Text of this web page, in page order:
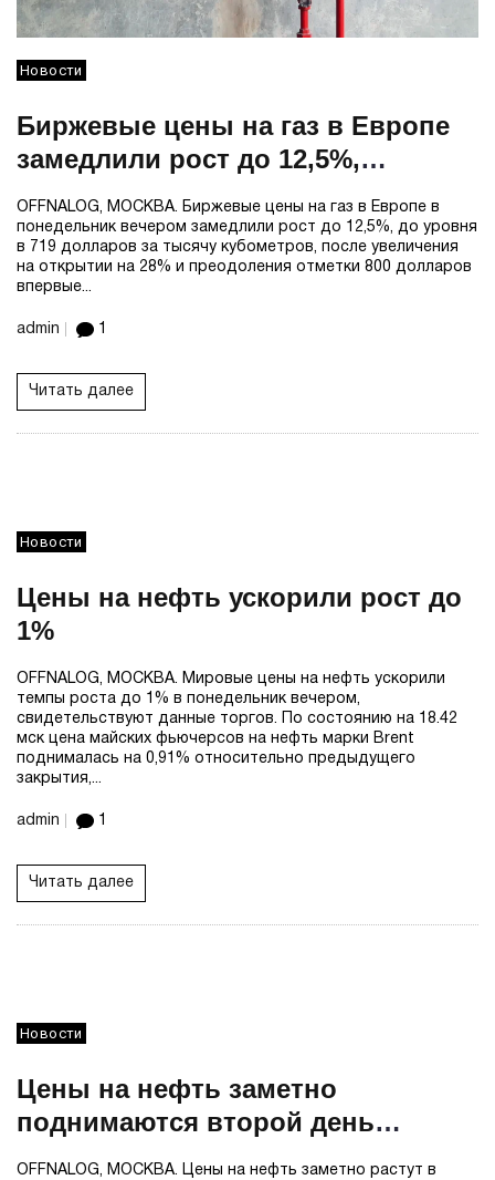
Новости
Биржевые цены на газ в Европе
замедлили рост до 12,5%,
отступив от $800 за тыс кубов
OFFNALOG, МОСКВА. Биржевые цены на газ в Европе в
понедельник вечером замедлили рост до 12,5%, до уровня
в 719 долларов за тысячу кубометров, после увеличения
на открытии на 28% и преодоления отметки 800 долларов
впервые...
admin 1
Читать далее
Новости
Цены на нефть ускорили рост до
1%
OFFNALOG, МОСКВА. Мировые цены на нефть ускорили
темпы роста до 1% в понедельник вечером,
свидетельствуют данные торгов. По состоянию на 18.42
мск цена майских фьючерсов на нефть марки Brent
поднималась на 0,91% относительно предыдущего
закрытия,...
admin 1
Читать далее
Новости
Цены на нефть заметно
поднимаются второй день
подряд
OFFNALOG, МОСКВА. Цены на нефть заметно растут в